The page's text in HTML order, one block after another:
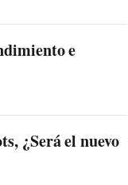
e
¿Será el nuevo